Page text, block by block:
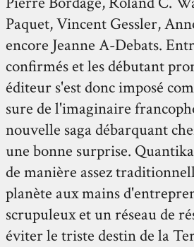
Paquet, Vincent Gessler,
encore Jeanne A-Debats.
confirmés et les débutant
éditeur s'est donc imposé
sure de l'imaginaire
nouvelle saga débarquant
une bonne surprise.
de manière assez
planète aux mains
scrupuleux et un réseau de
éviter le triste destin de la